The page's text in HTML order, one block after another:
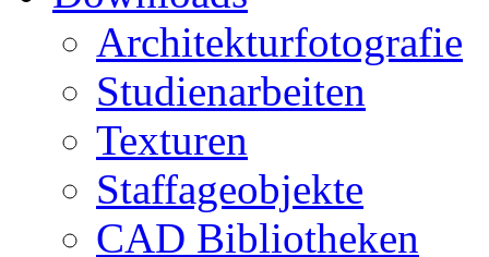
Architekturfotografie
Studienarbeiten
Texturen
Staffageobjekte
CAD Bibliotheken